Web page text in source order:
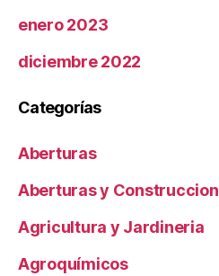
enero 2023
diciembre 2022
Categorías
Aberturas
Aberturas y Construccion
Agricultura y Jardineria
Agroquímicos